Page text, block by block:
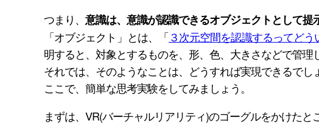
つまり、 意識は、意識が認識できるオブジェクトとして提
「オブジェクト」とは、「３次元空間を認識するってどう
明すると、対象とするものを、形、色、大きさなどで管理
それでは、そのようなことは、どうすれば実現できるでし
ここで、簡単な思考実験をしてみましょう。
まずは、VR(バーチャルリアリティ)のゴーグルをかけたと